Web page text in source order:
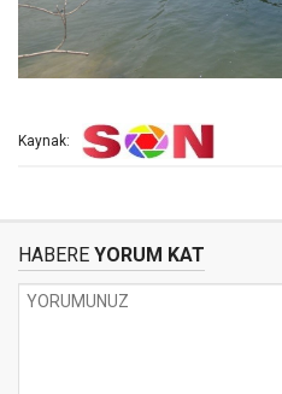
Kaynak:
HABERE YORUM KAT